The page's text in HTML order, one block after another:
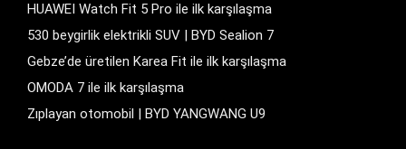
HUAWEI Watch Fit 5 Pro ile ilk karşılaşma
530 beygirlik elektrikli SUV | BYD Sealion 7
Gebze’de üretilen Karea Fit ile ilk karşılaşma
OMODA 7 ile ilk karşılaşma
Zıplayan otomobil | BYD YANGWANG U9